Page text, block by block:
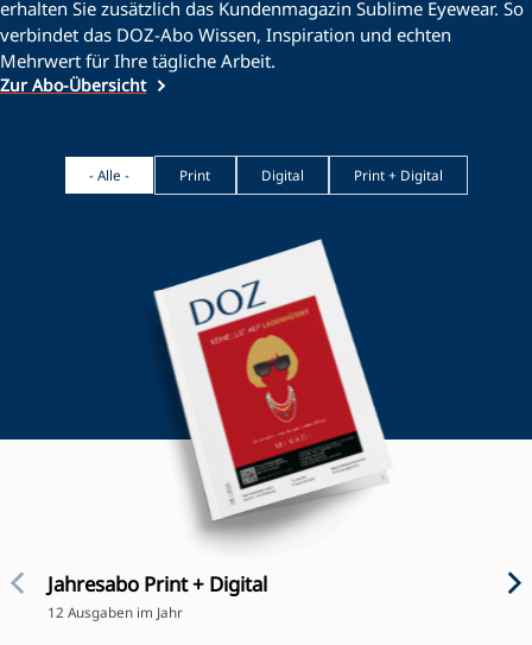
erhalten Sie zusätzlich das Kundenmagazin Sublime Eyewear. So
verbindet das DOZ-Abo Wissen, Inspiration und echten
Mehrwert für Ihre tägliche Arbeit.
Zur Abo-Übersicht
- Alle - Print Digital Print + Digital
Jahresabo Print + Digital
12 Ausgaben im Jahr